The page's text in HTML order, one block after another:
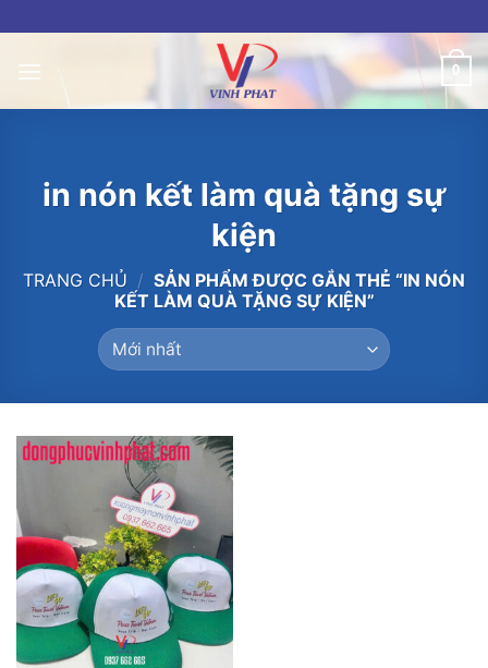
to
content
0
in nón kết làm quà tặng sự
kiện
TRANG CHỦ / SẢN PHẨM ĐƯỢC GẮN THẺ “IN NÓN
KẾT LÀM QUÀ TẶNG SỰ KIỆN”